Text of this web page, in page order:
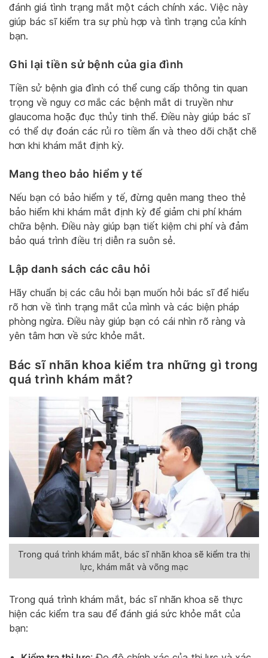
đánh giá tình trạng mắt một cách chính xác. Việc này
giúp bác sĩ kiểm tra sự phù hợp và tình trạng của kính
bạn.
Ghi lại tiền sử bệnh của gia đình
Tiền sử bệnh gia đình có thể cung cấp thông tin quan
trọng về nguy cơ mắc các bệnh mắt di truyền như
glaucoma hoặc đục thủy tinh thể. Điều này giúp bác sĩ
có thể dự đoán các rủi ro tiềm ẩn và theo dõi chặt chẽ
hơn khi khám mắt định kỳ.
Mang theo bảo hiểm y tế
Nếu bạn có bảo hiểm y tế, đừng quên mang theo thẻ
bảo hiểm khi khám mắt định kỳ để giảm chi phí khám
chữa bệnh. Điều này giúp bạn tiết kiệm chi phí và đảm
bảo quá trình điều trị diễn ra suôn sẻ.
Lập danh sách các câu hỏi
Hãy chuẩn bị các câu hỏi bạn muốn hỏi bác sĩ để hiểu
rõ hơn về tình trạng mắt của mình và các biện pháp
phòng ngừa. Điều này giúp bạn có cái nhìn rõ ràng và
yên tâm hơn về sức khỏe mắt.
Bác sĩ nhãn khoa kiểm tra những gì trong
quá trình khám mắt?
Trong quá trình khám mắt, bác sĩ nhãn khoa sẽ kiểm tra thị
lực, khám mắt và võng mạc
Trong quá trình khám mắt, bác sĩ nhãn khoa sẽ thực
hiện các kiểm tra sau để đánh giá sức khỏe mắt của
bạn: